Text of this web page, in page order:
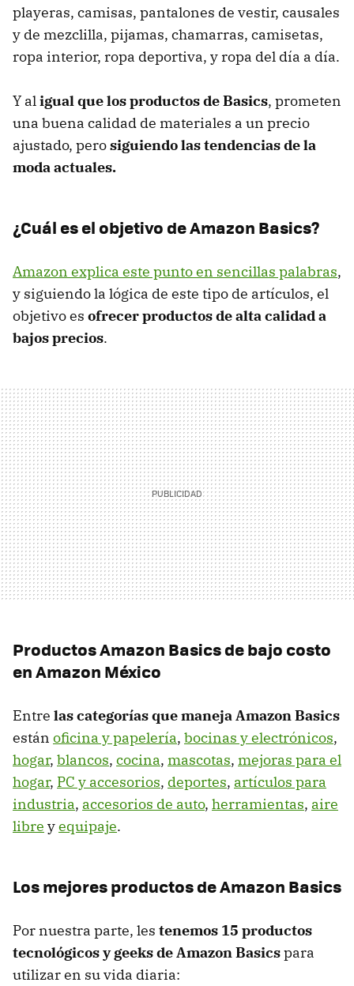
playeras, camisas, pantalones de vestir, causales
y de mezclilla, pijamas, chamarras, camisetas,
ropa interior, ropa deportiva, y ropa del día a día.
Y aligual que los productos de Basics, prometen
una buena calidad de materiales a un precio
ajustado, perosiguiendo las tendencias de la
moda actuales.
¿Cuál es el objetivo de Amazon Basics?
Amazon explica este punto en sencillas palabras,
y siguiendo la lógica de este tipo de artículos, el
objetivo es ofrecer productos de alta calidad a
bajos precios.
Productos Amazon Basics de bajo costo
en Amazon México
Entre las categorías que maneja Amazon Basics
están oficina y papelería, bocinas y electrónicos,
hogar, blancos, cocina, mascotas, mejoras para el
hogar, PC y accesorios, deportes, artículos para
industria, accesorios de auto, herramientas, aire
libre yequipaje.
Los mejores productos de Amazon Basics
Por nuestra parte, les tenemos 15 productos
tecnológicos y geeks de Amazon Basicspara
utilizar en su vida diaria: